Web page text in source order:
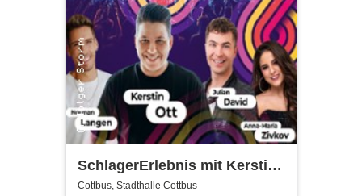
SchlagerErlebnis mit Kerstin
Ott u.v.a. - Kerstin Ott,
Cottbus, Stadthalle Cottbus